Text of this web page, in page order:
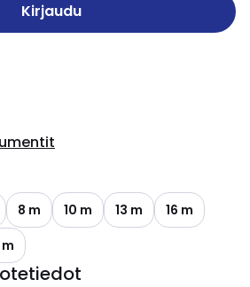
Kirjaudu
8 m 10 m 13 m
16 m